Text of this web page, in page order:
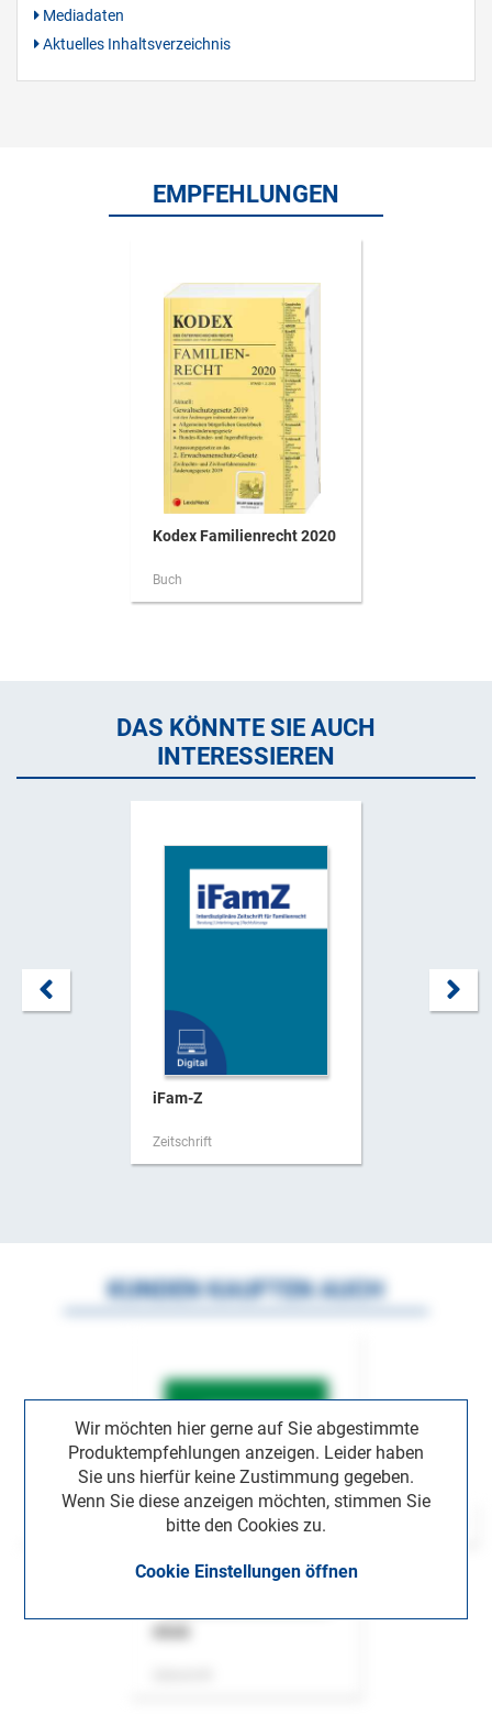
Mediadaten
Aktuelles Inhaltsverzeichnis
EMPFEHLUNGEN
Kodex Familienrecht 2020
Buch
DAS KÖNNTE SIE AUCH
INTERESSIEREN
iFam-Z
Zeitschrift
Wir möchten hier gerne auf Sie abgestimmte
Produktempfehlungen anzeigen. Leider haben
Sie uns hierfür keine Zustimmung gegeben.
Wenn Sie diese anzeigen möchten, stimmen Sie
bitte den Cookies zu.
Cookie Einstellungen öffnen
KUNDEN KAUFTEN AUCH
ASok